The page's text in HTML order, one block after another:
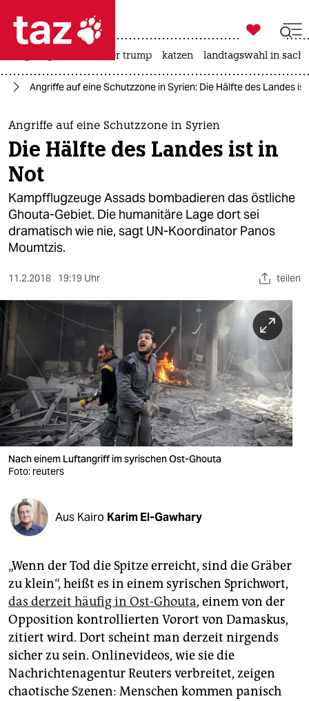
 taz zahl ich
taz zahl ich
themen
politik
öko
gesellschaft
kultur
sport
berlin
nord
wahrheit
verlag
verlag
veranstaltungen
fragen & hilfe
unterstützen
abo
genossenschaft
epaper login

taz zahl ich
usa unter trump katzen landtagswahl in
Angriffe auf eine Schutzzone in Syrien: Die Hälfte des Landes
Angriffe auf eine Schutzzone in Syrien
Die Hälfte des Landes ist in
Not
Kampfflugzeuge Assads bombadieren das östliche
Ghouta-Gebiet. Die humanitäre Lage dort sei
dramatisch wie nie, sagt UN-Koordinator Panos
Moumtzis.
11.2.2018 19:19 Uhr teilen
Nach einem Luftangriff im syrischen Ost-Ghouta
Foto: reuters
Aus Kairo Karim El-Gawhary
„Wenn der Tod die Spitze erreicht, sind die Gräber
zu klein“, heißt es in einem syrischen Sprichwort,
das derzeit häufig in Ost-Ghouta, einem von der
Opposition kontrollierten Vorort von Damaskus,
zitiert wird. Dort scheint man derzeit nirgends
sicher zu sein. Onlinevideos, wie sie die
Nachrichtenagentur Reuters verbreitet, zeigen
chaotische Szenen: Menschen kommen panisch